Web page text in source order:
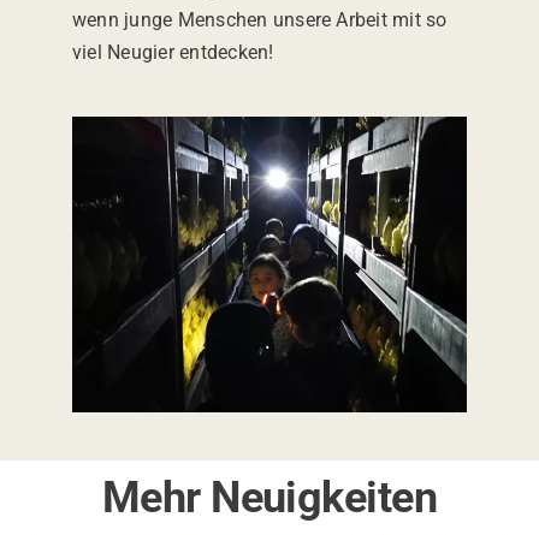
wenn junge Menschen unsere Arbeit mit so
viel Neugier entdecken!
Mehr Neuigkeiten